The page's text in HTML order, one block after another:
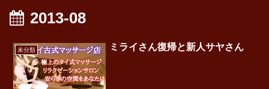
2013-08
未分類 ミライさん復帰と新人サヤさん